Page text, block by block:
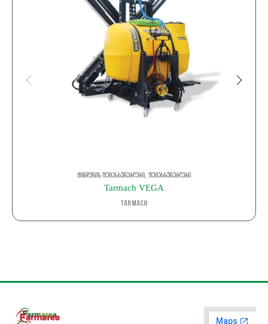
მინდვრის შემასხურებლები , შემასხურებლები
Tarmach VEGA
Tarmach